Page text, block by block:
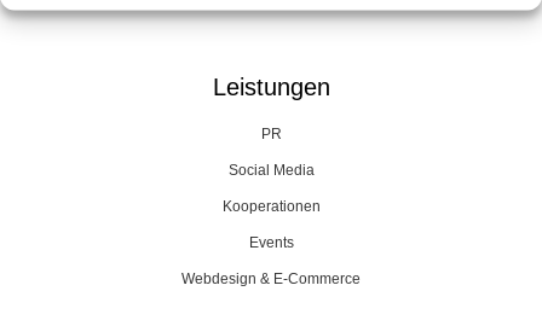
Leistungen
PR
Social Media
Kooperationen
Events
Webdesign & E-Commerce